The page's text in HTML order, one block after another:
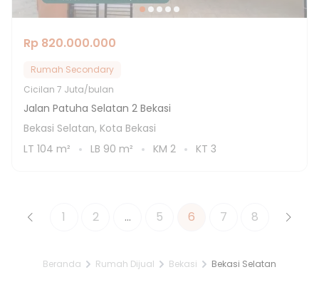
Rp 820.000.000
Rumah Secondary
Cicilan 7 Juta/bulan
Jalan Patuha Selatan 2 Bekasi
Bekasi Selatan, Kota Bekasi
LT 104 m² LB 90 m² KM 2 KT 3
1 2 ... 5 6 7 8
Beranda Rumah Dijual Bekasi Bekasi Selatan